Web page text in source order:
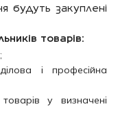
будуть закуплені
товарів:
і професійна
у визначені